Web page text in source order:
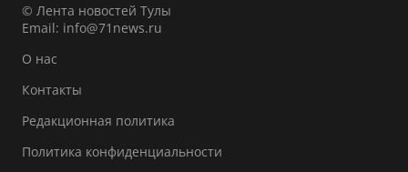
© Лента новостей Тулы
Email: info@71news.ru
О нас
Контакты
Редакционная политика
Политика конфиденциальности